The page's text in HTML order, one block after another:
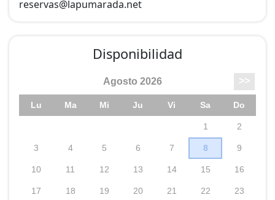
de jardín en porche.
reservas@lapumarada.net
Disponibilidad